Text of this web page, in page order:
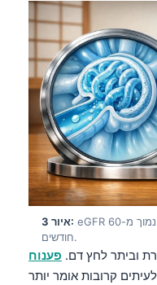
איור 3: eGFR נמוך מ-60 mL/min/1.73 m² במשך יותר מ-3
חודשים.
וביתר לחץ דם.
קרובות אומר יותר